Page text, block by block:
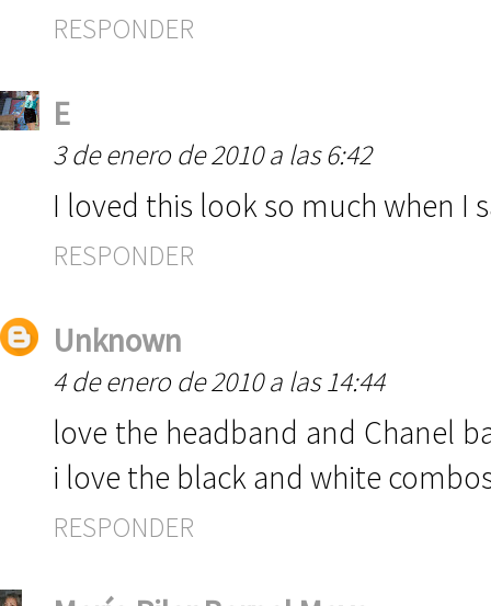
RESPONDER
E
3 de enero de 2010 a las 6:42
I loved this look so much when I
RESPONDER
Unknown
4 de enero de 2010 a las 14:44
love the headband and Chanel
i love the black and white
RESPONDER